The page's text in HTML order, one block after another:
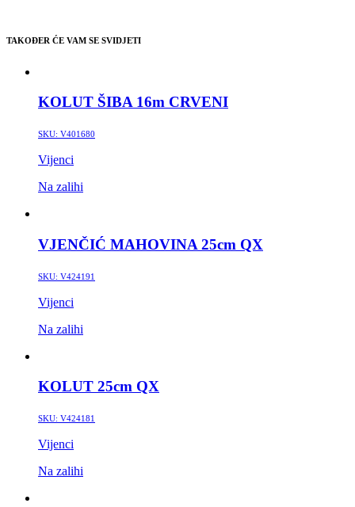
TAKOĐER ĆE VAM SE SVIDJETI
KOLUT ŠIBA 16m CRVENI
SKU: V401680
Vijenci
Na zalihi
VJENČIĆ MAHOVINA 25cm QX
SKU: V424191
Vijenci
Na zalihi
KOLUT 25cm QX
SKU: V424181
Vijenci
Na zalihi